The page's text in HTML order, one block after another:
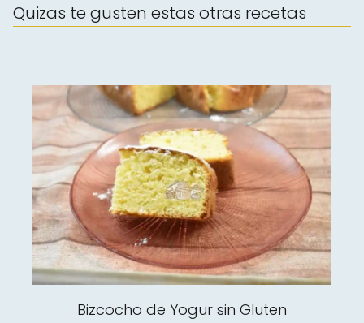
Quizas te gusten estas otras recetas
Bizcocho de Yogur sin Gluten